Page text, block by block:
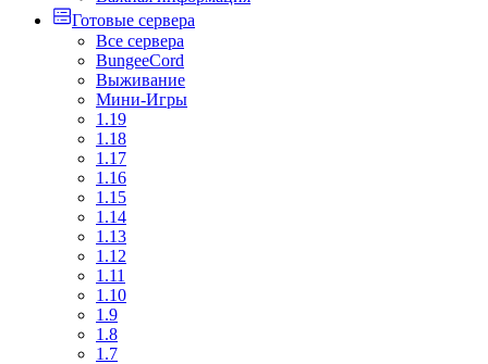
Готовые сервера
Все сервера
BungeeCord
Выживание
Мини-Игры
1.19
1.18
1.17
1.16
1.15
1.14
1.13
1.12
1.11
1.10
1.9
1.8
1.7